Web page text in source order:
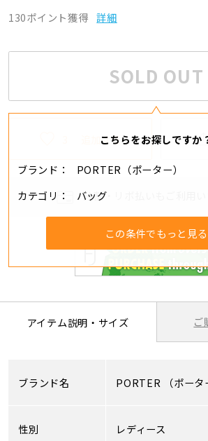
130ポイント獲得 詳細
SOLD OUT
こちらをお探しですか
ブランド
PORTER（ポーター）
カテゴリ
バッグ
この条件でもっと見る
追加する
分割・リボ払いもご利用い
アイテム説明・サイズ ご
ブランド名 PORTER （ポータ
性別 レディース